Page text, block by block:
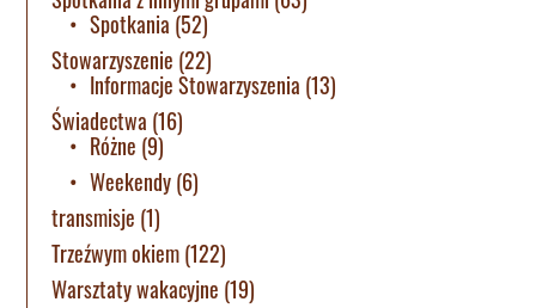
Spotkania (52)
Stowarzyszenie (22)
Informacje Stowarzyszenia (13)
Świadectwa (16)
Różne (9)
Weekendy(6)
transmisje (1)
Trzeźwym okiem(122)
Warsztaty wakacyjne (19)